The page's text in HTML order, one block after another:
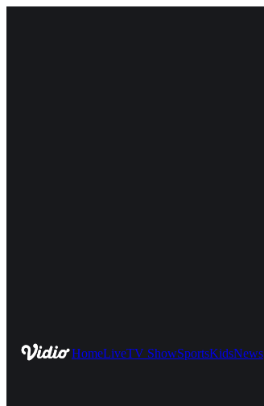
HomeLiveTV ShowSportsKidsNews